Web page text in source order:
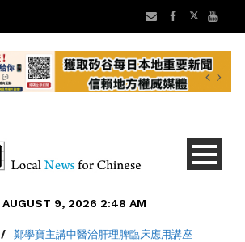
AUGUST 9, 2026 2:48 AM
/ 鄭學寶主講中醫治肝理脾臨床應用講座